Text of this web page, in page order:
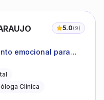
ARAUJO 5.0(9)
emocional para
Clínica